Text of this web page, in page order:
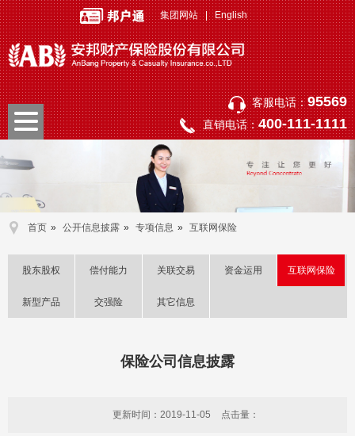
集团网站 English
客服电话：95569
直销电话：400-111-1111
首页 » 公开信息披露 » 专项信息 » 互联网保险
股东股权 偿付能力 关联交易 资金运用 互联网保险
新型产品 交强险 其它信息
保险公司信息披露
更新时间：2019-11-05 点击量：